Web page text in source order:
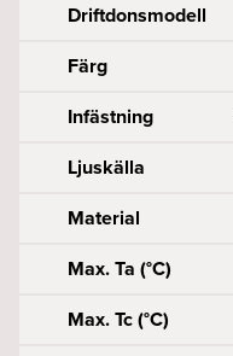
Driftdonsmodell
Färg
Infästning
Ljuskälla
Material
Max. Ta (°C)
Max. Tc (°C)